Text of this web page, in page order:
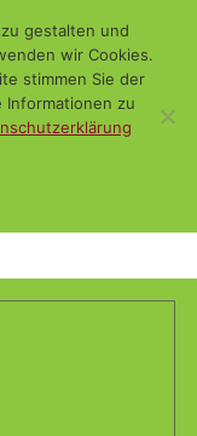
gestalten und
wir Cookies.
stimmen Sie der
Informationen zu